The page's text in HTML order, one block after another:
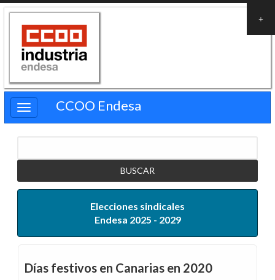
Pasar
contenido
principal
CCOO Endesa
Elecciones sindicales
Endesa 2025 - 2029
Días festivos en Canarias en 2020